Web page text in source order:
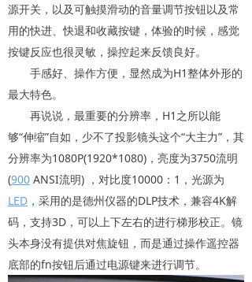
源开关，以及可触摸滑动的音量调节按钮以及常
用的快进、快退和收藏按键，体验的时候，感觉
按键反应也很灵敏，操控起来反馈良好。
手感好、操作方便，显然成为H1整体外形的
最大特色。
再说说，最重要的分辨率，H1之所以能
够“伸缩”自如，少不了投影镜头这个“大主力”，其
分辨率为1080P(1920*1080)，亮度为3750流明
(900 ANSI流明) ，对比度10000：1，光源为
LED ，采用的是德州仪器的DLP技术，兼容4K解
码，支持3D，可以上下左右的进行梯形校正。镜
头本身没有提供对焦旋钮，而是通过操作遥控器
底部的fn按钮后通过电源键来进行调节。